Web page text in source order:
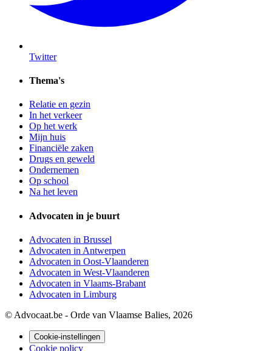
Twitter
Thema's
Relatie en gezin
In het verkeer
Op het werk
Mijn huis
Financiële zaken
Drugs en geweld
Ondernemen
Op school
Na het leven
Advocaten in je buurt
Advocaten in Brussel
Advocaten in Antwerpen
Advocaten in Oost-Vlaanderen
Advocaten in West-Vlaanderen
Advocaten in Vlaams-Brabant
Advocaten in Limburg
© Advocaat.be - Orde van Vlaamse Balies, 2026
Cookie-instellingen
Cookie policy